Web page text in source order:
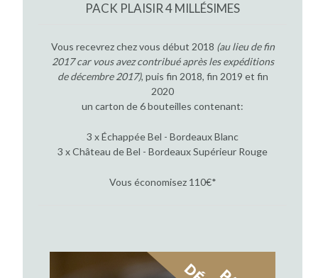
PACK PLAISIR 4 MILLÉSIMES
Vous recevrez chez vous début 2018 (au lieu de fin
2017 car vous avez contribué après les expéditions
de décembre 2017), puis fin 2018, fin 2019 et fin
2020
un carton de 6 bouteilles contenant:
3 x Échappée Bel - Bordeaux Blanc
3 x Château de Bel - Bordeaux Supérieur Rouge
Vous économisez 110€*